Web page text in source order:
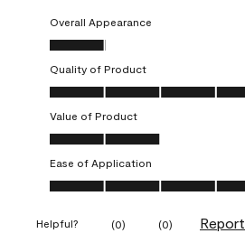
Overall Appearance
Overall Appearance, 1.0 out of 5
Quality of Product
Quality of Product, 4.0 out of 5
Value of Product
Value of Product, 2.0 out of 5
Ease of Application
Ease of Application, 5.0 out of 5
Helpful? (0) (0) Report